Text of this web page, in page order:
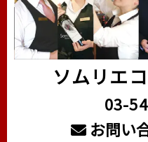
ソムリエ
03-
お問い